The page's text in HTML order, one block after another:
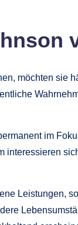
möchten sie
im
interessieren
Leistungen,